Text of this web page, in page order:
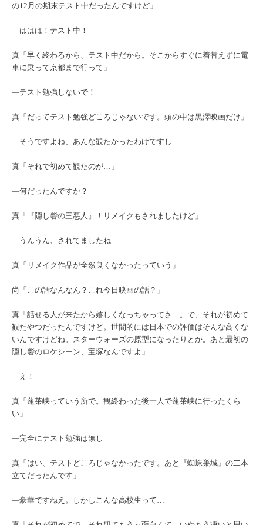
の12月の期末テスト中だったんですけど」
―ははは！テスト中！
真「早く終わるから、テスト中だから。そこからすぐに着替えずに電
車に乗って京都まで行って」
―テスト勉強しないで！
真「だってテスト勉強どころじゃないです。頭の中は黒澤映画だけ」
―そうですよね、あんな観たかったわけですし
真「それで初めて観たのが…」
―何だったんですか？
真「『隠し砦の三悪人』！リメイクもされましたけど」
―うんうん、されてましたね
真「リメイク作品が全然良くなかったっていう」
尚「この話なんなん？これ今日映画の話？」
真「話せる人が来たから嬉しくなっちゃってさ…。で、それが初めて
観たやつだったんですけど。世間的には日本での評価はそんな高くな
いんですけどね。スターウォーズの原型になったりとか。あと最初の
隠し砦のロケシーン、宝塚なんですよ」
―え！
真「蓬莱峡っていう所で。観終わった後一人で蓬莱峡に行ったくら
い」
―完全にテスト勉強は無し
真「はい、テストどころじゃなかったです。あと『蜘蛛巣城』の二本
立てだったんです」
―豪華ですねえ。しかしこんな高校生って…